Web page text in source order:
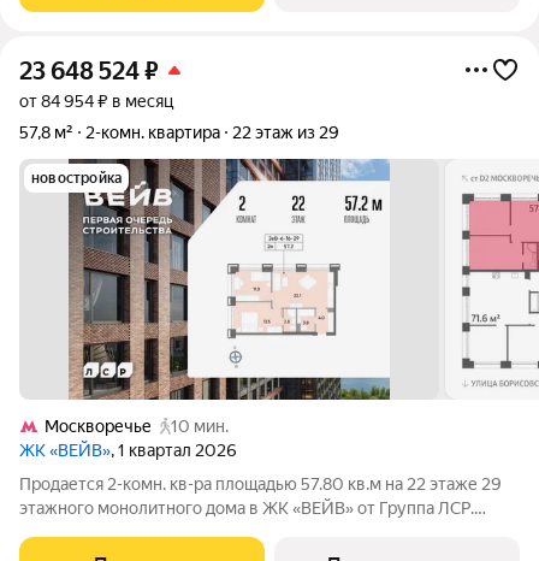
23 648 524₽
от 84 954 ₽ в месяц
57,8 м²
2-комн. квартира 22 этаж из 29
новостройка
Москворечье
10 мин.
ЖК «ВЕЙВ», 1 квартал 2026
Продается 2-комн. кв-ра площадью 57.80 кв.м на 22 этаже 29
этажного монолитного дома в ЖК «ВЕЙВ» от Группа ЛСР.
набережная со смотровой площадкой, беговыми и